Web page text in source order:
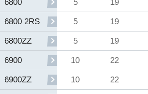
6800 5 19
6800 2RS 5 19
6800ZZ 5 19
6900 10 22
6900ZZ 10 22